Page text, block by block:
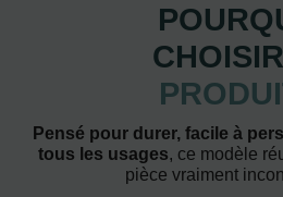
CHOISIR
Pensé pour durer, facile à
tous les usages, ce modèle
pièce vraiment